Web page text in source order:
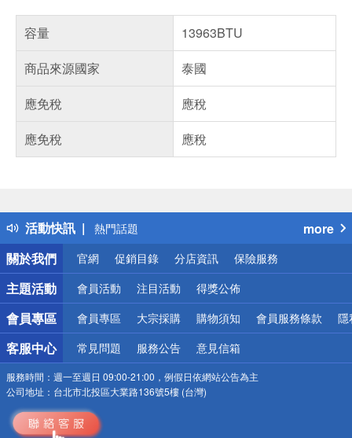
容量
13963BTU
商品來源國家
泰國
應免稅
應稅
應免稅
應稅
活動快訊
得獎公告
熱門話題
銀行優惠
偏遠地區配送
詐騙網頁！請小心！
more
關於我們
官網 促銷目錄 分店資訊 保險服務
主題活動 會員活動 注目活動 得獎公佈
會員專區 會員專區 大宗採購 購物須知 會員服務條款 隱
客服中心 常見問題 服務公告 意見信箱
服務時間： 週一至週日 09:00-21:00，例假日依網站公告為主
公司地址： 台北市北投區大業路136號5樓 (台灣)